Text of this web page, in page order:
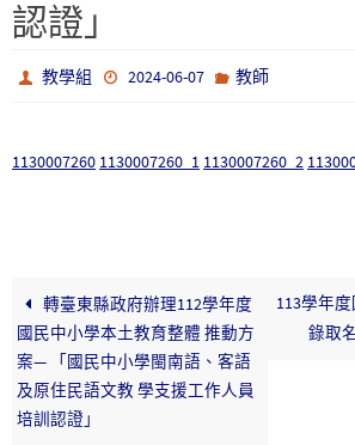
認證」
教學組 2024-06-07 教師
1130007260 1130007260_1 1130007260_2
轉臺東縣政府辦理112學年度
國民中小學本土教育整體 推動方
案— 「國民中小學閩南語、客語
及原住民語文教 學支援工作人員
培訓認證」
113學年
錄取